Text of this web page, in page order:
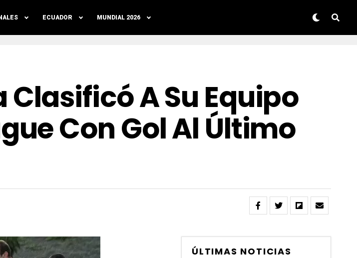
ECUADOR MUNDIAL 2026
A Su Equipo
Con Gol Al Último
ÚLTIMAS NOTICIAS